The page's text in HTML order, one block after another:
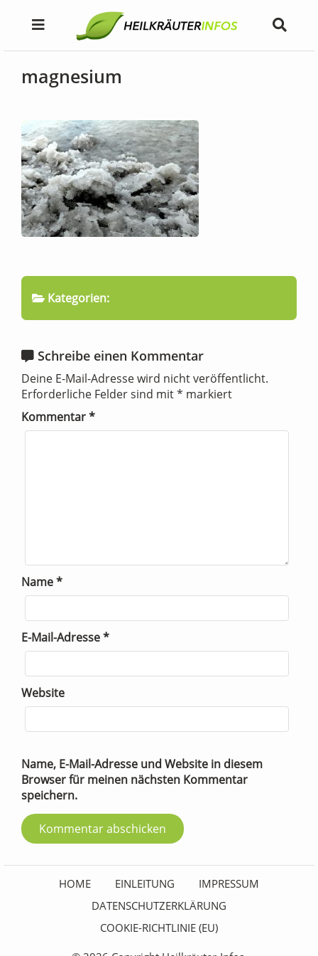
magnesium
Kategorien:
Schreibe einen Kommentar
Deine E-Mail-Adresse wird nicht veröffentlicht.
Erforderliche Felder sind mit* markiert
Kommentar*
Name*
E-Mail-Adresse*
Website
Name, E-Mail-Adresse und Website in diesem
Browser für meinen nächsten Kommentar
speichern.
HOME EINLEITUNG
IMPRESSUM
DATENSCHUTZERKLÄRUNG
COOKIE-RICHTLINIE (EU)